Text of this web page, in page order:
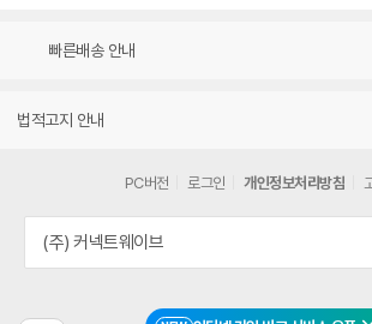
빠른배송 안내
법적고지 안내
PC버전 로그인 개인정보처리방침
(주) 커넥트웨이브